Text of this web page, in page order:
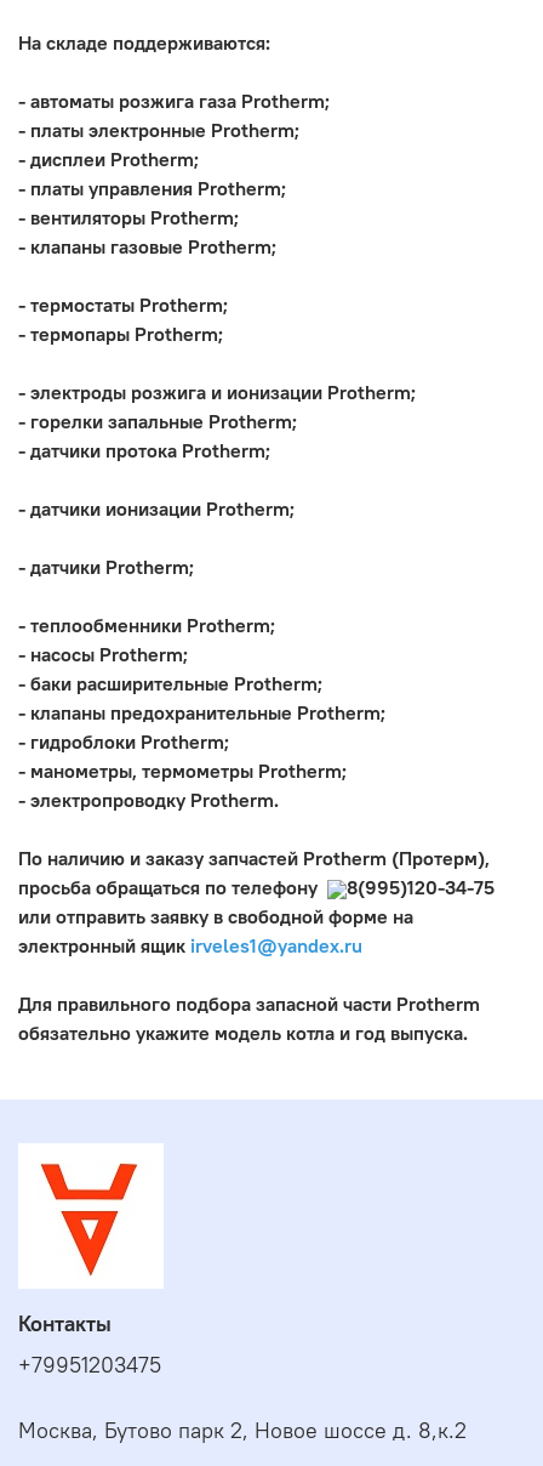
На складе поддерживаются:
- автоматы розжига газа Protherm;
- платы электронные Protherm;
- дисплеи Protherm;
- платы управления Protherm;
- вентиляторы Protherm;
- клапаны газовые Protherm;
- термостаты Protherm;
- термопары Protherm;
- электроды розжига и ионизации Protherm;
- горелки запальные Protherm;
- датчики протока Protherm;
- датчики ионизации Protherm;
- датчики Protherm;
- теплообменники Protherm;
- насосы Protherm;
- баки расширительные Protherm;
- клапаны предохранительные Protherm;
- гидроблоки Protherm;
- манометры, термометры Protherm;
- электропроводку Protherm.
По наличию и заказу запчастей Protherm (Протерм),
просьба обращаться по телефону
8(995)120-34-75
или отправить заявку в свободной форме на
электронный ящик irveles1@yandex.ru
Для правильного подбора запасной части Protherm
обязательно укажите модель котла и год выпуска.
Контакты
+79951203475
Москва, Бутово парк 2, Новое шоссе д. 8,к.2